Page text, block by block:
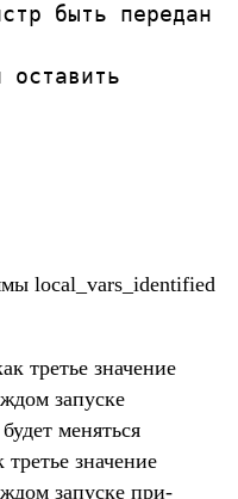
быть передан
оставить
local_vars_identified
зна­чение
запус­ке при­